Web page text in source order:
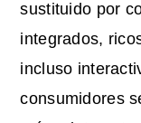
sustituido por
integrados,
incluso
consumidores